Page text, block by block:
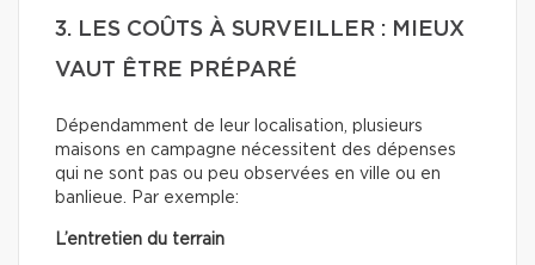
3. LES COÛTS À SURVEILLER : MIEUX
VAUT ÊTRE PRÉPARÉ
Dépendamment de leur localisation, plusieurs
maisons en campagne nécessitent des dépenses
qui ne sont pas ou peu observées en ville ou en
banlieue. Par exemple:
L’entretien du terrain